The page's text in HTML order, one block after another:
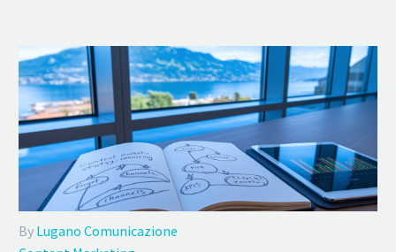
By Lugano Comunicazione